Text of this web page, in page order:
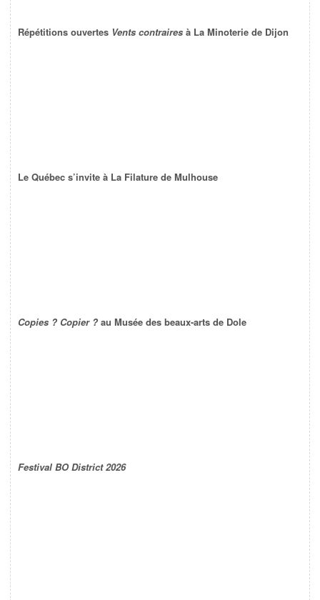
Répétitions ouvertes Vents contraires à La Minoterie de Dijon
Le Québec s’invite à La Filature de Mulhouse
Copies ? Copier ? au Musée des beaux-arts de Dole
Festival BO District 2026